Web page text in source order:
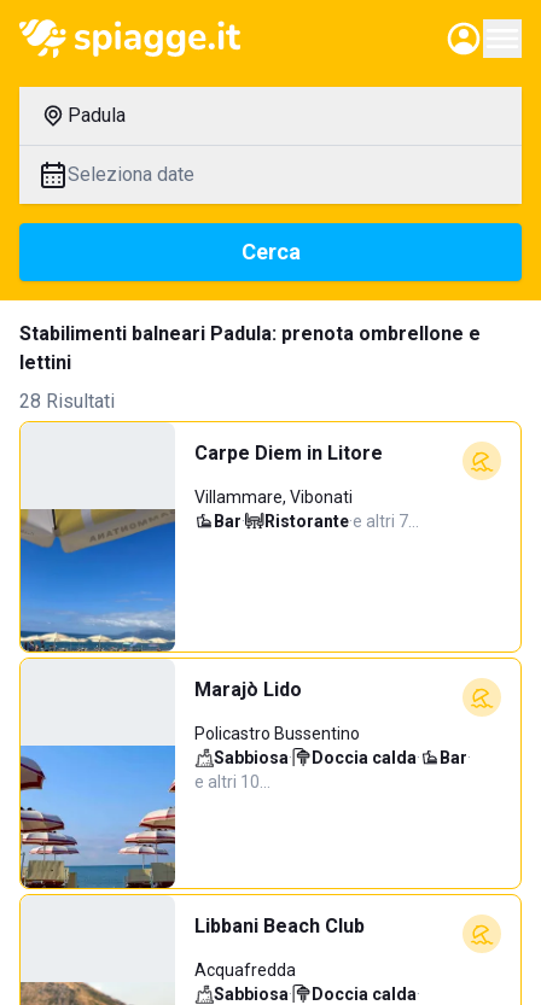
Padula
Seleziona date
Cerca
Stabilimenti balneari Padula: prenota ombrellone e
lettini
28 Risultati
Carpe Diem in Litore
Villammare, Vibonati
Bar· Ristorante·e altri 7…
Marajò Lido
Policastro Bussentino
Sabbiosa· Doccia calda· Bar·
e altri 10…
Libbani Beach Club
Acquafredda
Sabbiosa· Doccia calda·